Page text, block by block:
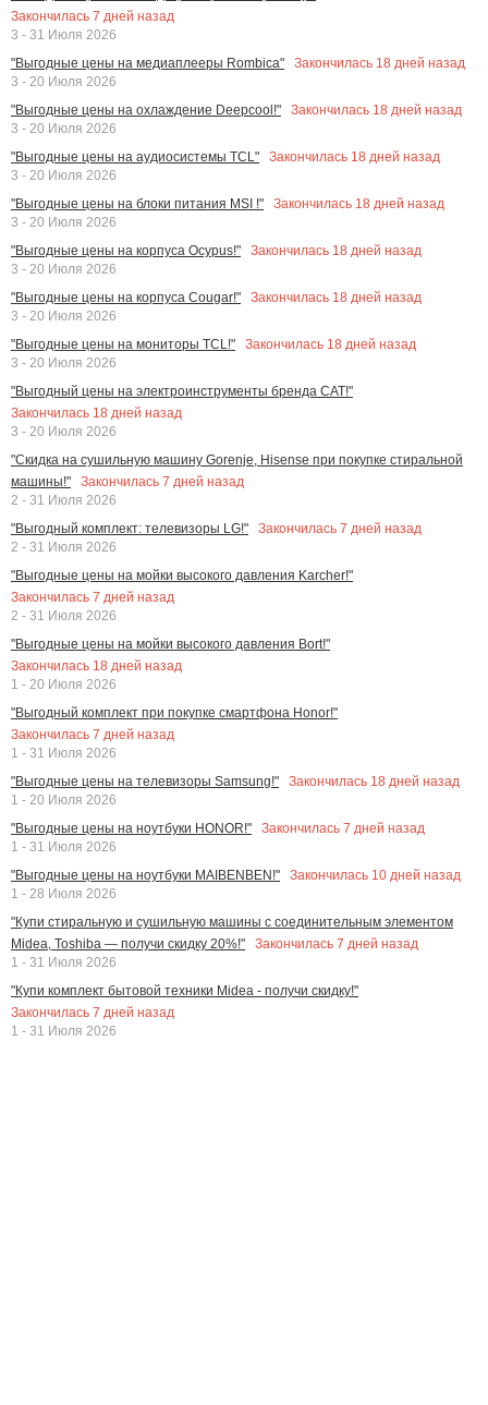
Закончилась 7 дней назад
3 - 31 Июля 2026
"Выгодные цены на медиаплееры Rombica"
Закончилась 18 дней назад
3 - 20 Июля 2026
"Выгодные цены на охлаждение Deepcool!"
Закончилась 18 дней назад
3 - 20 Июля 2026
"Выгодные цены на аудиосистемы TCL"
Закончилась 18 дней назад
3 - 20 Июля 2026
"Выгодные цены на блоки питания MSI !"
Закончилась 18 дней назад
3 - 20 Июля 2026
"Выгодные цены на корпуса Ocypus!"
Закончилась 18 дней назад
3 - 20 Июля 2026
"Выгодные цены на корпуса Cougar!"
Закончилась 18 дней назад
3 - 20 Июля 2026
"Выгодные цены на мониторы TCL!"
Закончилась 18 дней назад
3 - 20 Июля 2026
"Выгодный цены на электроинструменты бренда CAT!"
Закончилась 18 дней назад
3 - 20 Июля 2026
"Скидка на сушильную машину Gorenje, Hisense при покупке стиральной
машины!"
Закончилась 7 дней назад
2 - 31 Июля 2026
"Выгодный комплект: телевизоры LG!"
Закончилась 7 дней назад
2 - 31 Июля 2026
"Выгодные цены на мойки высокого давления Karcher!"
Закончилась 7 дней назад
2 - 31 Июля 2026
"Выгодные цены на мойки высокого давления Bort!"
Закончилась 18 дней назад
1 - 20 Июля 2026
"Выгодный комплект при покупке смартфона Honor!"
Закончилась 7 дней назад
1 - 31 Июля 2026
"Выгодные цены на телевизоры Samsung!"
Закончилась 18 дней назад
1 - 20 Июля 2026
"Выгодные цены на ноутбуки HONOR!"
Закончилась 7 дней назад
1 - 31 Июля 2026
"Выгодные цены на ноутбуки MAIBENBEN!"
Закончилась 10 дней назад
1 - 28 Июля 2026
"Купи стиральную и сушильную машины с соединительным элементом
Midea, Toshiba — получи скидку 20%!"
Закончилась 7 дней назад
1 - 31 Июля 2026
"Купи комплект бытовой техники Midea - получи скидку!"
Закончилась 7 дней назад
1 - 31 Июля 2026